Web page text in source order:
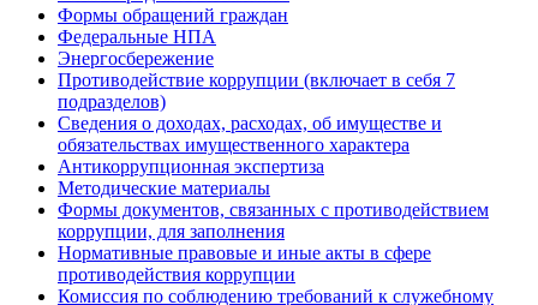
Формы обращений граждан
Федеральные НПА
Энергосбережение
Противодействие коррупции (включает в себя 7
подразделов)
Сведения о доходах, расходах, об имуществе и
обязательствах имущественного характера
Антикоррупционная экспертиза
Методические материалы
Формы документов, связанных с противодействием
коррупции, для заполнения
Нормативные правовые и иные акты в сфере
противодействия коррупции
Комиссия по соблюдению требований к служебному